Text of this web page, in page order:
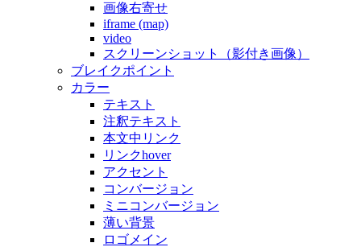
画像右寄せ
iframe (map)
video
スクリーンショット（影付き画像）
ブレイクポイント
カラー
テキスト
注釈テキスト
本文中リンク
リンクhover
アクセント
コンバージョン
ミニコンバージョン
薄い背景
ロゴメイン